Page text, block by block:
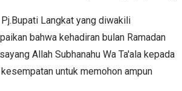
Langkat yang diwakili
bahwa kehadiran bulan Ramadan
Allah Subhanahu Wa Ta'ala kepada
untuk memohon ampun